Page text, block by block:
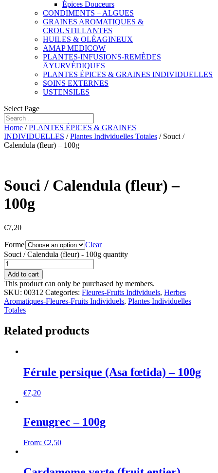
Épices Douceurs
CONDIMENTS – ALGUES
GRAINES AROMATIQUES &
CROUSTILLANTES
HUILES & OLÉAGINEUX
AMAP MEDICOW
PLANTES-INFUSIONS-REMÈDES
ĀYURVÉDIQUES
PLANTES ÉPICES & GRAINES INDIVIDUELLES
SOINS EXTERNES
USTENSILES
Select Page
Home /PLANTES ÉPICES & GRAINES
INDIVIDUELLES /Plantes Individuelles Totales / Souci /
Calendula (fleur) – 100g
Souci / Calendula (fleur) –
100g
€7,20
Forme
Clear
Souci / Calendula (fleur) - 100g quantity
Add to cart
This product can only be purchased by members.
SKU: 00312 Categories: Fleures-Fruits Individuels, Herbes
Aromatiques-Fleures-Fruits Individuels, Plantes Individuelles
Totales
Related products
Férule persique (Asa fœtida) – 100g
€7,20
Fenugrec – 100g
From: €2,50